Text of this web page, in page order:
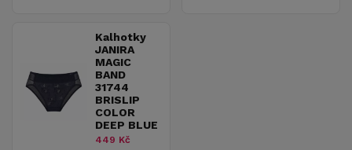
Kalhotky
JANIRA
MAGIC
BAND
31744
BRISLIP
COLOR
DEEP BLUE
449 Kč